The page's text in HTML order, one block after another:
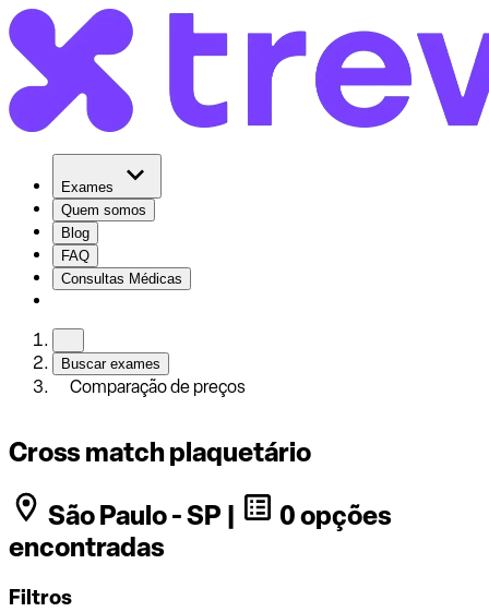
Exames
Quem somos
Blog
FAQ
Consultas Médicas
Buscar exames
Comparação de preços
Cross match plaquetário
São Paulo - SP |
0 opções
encontradas
Filtros